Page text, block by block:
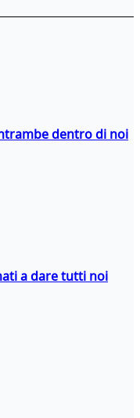
dentro di noi
a dare tutti noi